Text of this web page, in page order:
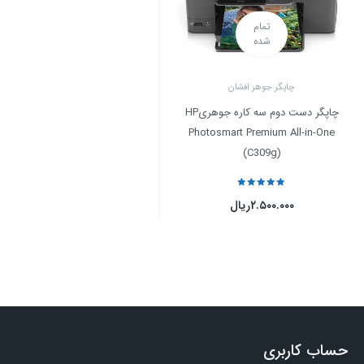
تمام
شده
چاپگر جوهر افشان
چاپگر دست دوم سه کاره جوهریHP
Photosmart Premium All-in-One
(C309g)
ریال۲.۵۰۰.۰۰۰
حساب کاربری